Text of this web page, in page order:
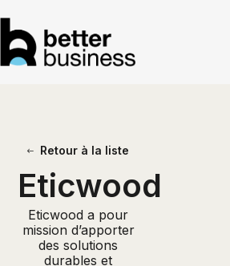
Retour à la liste
Eticwood
Eticwood a pour
mission d’apporter
des solutions
durables et